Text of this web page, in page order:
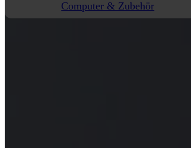
Computer & Zubehör